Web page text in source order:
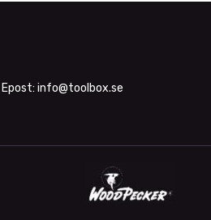
| Epost: info@toolbox.se